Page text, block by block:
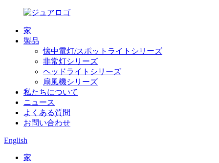
家
製品
懐中電灯/スポットライトシリーズ
非常灯シリーズ
ヘッドライトシリーズ
扇風機シリーズ
私たちについて
ニュース
よくある質問
お問い合わせ
English
家